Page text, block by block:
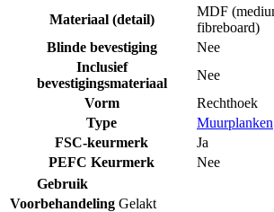
Materiaal (detail)
MDF
fibreboard)
Blinde bevestiging
Nee
Inclusief
bevestigingsmateriaal
Nee
Vorm
Rechthoek
Type
Muurplanken
FSC-keurmerk
Ja
PEFC Keurmerk
Nee
Gebruik
Voorbehandeling Gelakt